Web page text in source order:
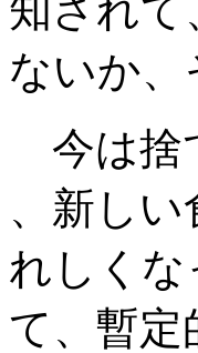
知されて
ないか、
今は捨
、新し
れしくな
て、暫定